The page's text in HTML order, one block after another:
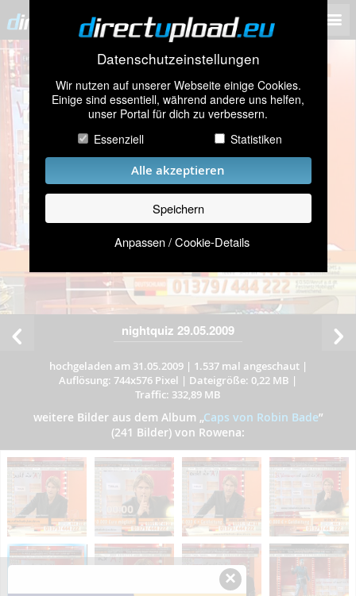
Datenschutzeinstellungen
Wir nutzen auf unserer Webseite einige Cookies.
Einige sind essentiell, während andere uns helfen,
unser Portal für dich zu verbessern.
Essenziell
Statistiken
Alle akzeptieren
Speichern
Anpassen / Cookie-Details
nightquiz 29.05.2009
hochgeladen am 31.05.2009| 1.537 mal angeschaut|
Auflösung: 744x576 Pixel | Dateigröße: 0,22 MB |
Traffic: 332,89 MB
weitere Bilder aus dem Album „Caps von Robin Bade”
(241 Bilder) von Rowena:
×